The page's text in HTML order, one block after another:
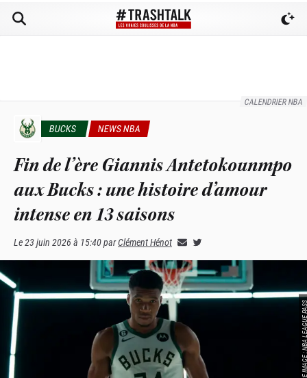
CALENDRIER NBA
BUCKS NEWS NBA
Fin de l’ère Giannis Antetokounmpo
aux Bucks : une histoire d’amour
intense en 13 saisons
Le23 juin 2026 à 15:40parClément Hénot
SOURCE